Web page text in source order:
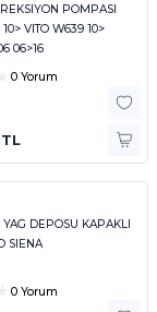
POMPASI
VITO W639 10>
06>16
0 Yorum
YAG DEPOSU KAPAKLI
SIENA
0 Yorum